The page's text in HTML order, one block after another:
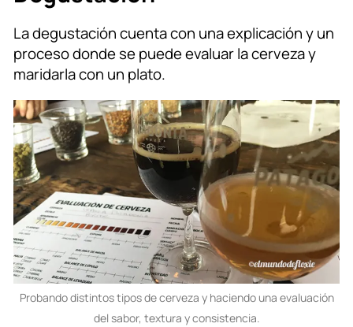
La degustación cuenta con una explicación y un
proceso donde se puede evaluar la cerveza y
maridarla con un plato.
Probando distintos tipos de cerveza y haciendo una evaluación
del sabor, textura y consistencia.